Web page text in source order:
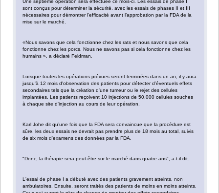
sont conçus pour déterminer la sécurité, avec les essais de phases II et III
nécessaires pour démontrer l'efficacité avant l’approbation par la FDA de la
mise sur le marché.
«Nous savons que cela fonctionne chez les rats et nous savons que cela
fonctionne chez les porcs. Nous ne savons pas si cela fonctionne chez les
humains », a déclaré Feldman.
Lorsque toutes les opérations prévues seront terminées dans un an, il y aura
jusqu'à 12 mois d'observation des patients pour détecter d’éventuels effets
secondaires tels que la création d'une tumeur ou le rejet des cellules
implantées. Les patients reçoivent 10 injections de 50.000 cellules souches
à chaque site d'injection au cours de leur opération.
Karl Johe dit qu’une fois que la FDA sera convaincue que la procédure est
sûre, les deux essais ne devrait pas prendre plus de 18 mois au total, suivis
de six mois d'examens des données par la FDA.
"Donc, la thérapie sera peut-être sur le marché dans quatre ans", a-t-il dit.
L'essai de phase I a débuté avec des patients gravement atteints, non
ambulatoires. Ensuite, seront traités des patients de moins en moins atteints.